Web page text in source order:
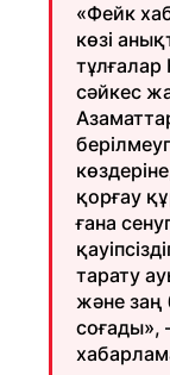
«Фейк
көзі
сәйкес
қорғау
ғана
тарату
және заң
соғады»,